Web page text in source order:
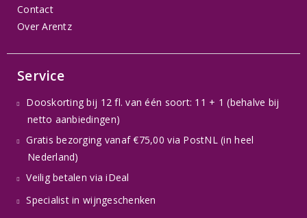
Contact
Over Arentz
Service
Dooskorting bij 12 fl. van één soort: 11 + 1 (behalve bij
netto aanbiedingen)
Gratis bezorging vanaf €75,00 via PostNL (in heel
Nederland)
Veilig betalen via iDeal
Specialist in wijngeschenken